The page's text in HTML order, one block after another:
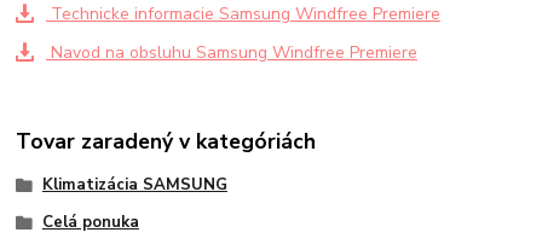
Technicke informacie Samsung Windfree Premiere
Navod na obsluhu Samsung Windfree Premiere
Tovar zaradený v kategóriách
Klimatizácia SAMSUNG
Celá ponuka